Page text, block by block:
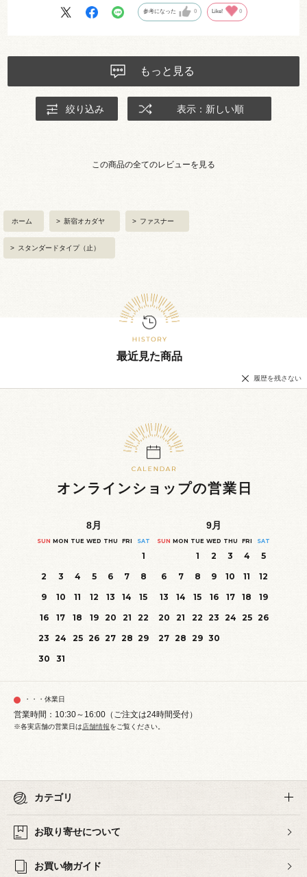
参考になった 0 Like! 0
もっと見る
絞り込み 表示：新しい順
この商品の全てのレビューを見る
ホーム > 新宿オカダヤ > ファスナー
> スタンダードタイプ（止）
最近見た商品
履歴を残さない
オンラインショップの営業日
8月
SUN MON TUE WED THU FRI SAT
1
2
3 4 5 6 7
8
9
10 11 12 13 14
15
16
17 18 19 20 21
22
23 24 25 26 27 28 29
30
31
9月
SUN MON TUE WED THU FRI SAT
1 2 3 4
5
6
7 8 9 10 11
12
13
14 15 16 17 18
19
20
21 22 23 24 25 26
27 28 29 30
・・・休業日
営業時間：10:30～16:00（ご注文は24時間受付）
※各実店舗の営業日は店舗情報をご覧ください。
カテゴリ
お取り寄せについて
お買い物ガイド